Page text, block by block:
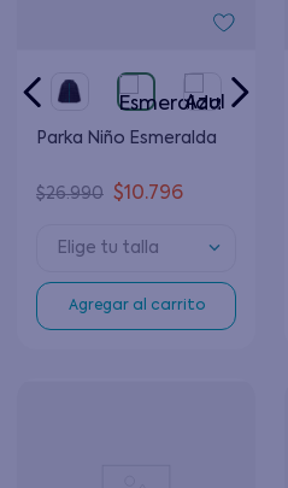
Parka Niño Esmeralda
$26.990 $10.796
Elige tu talla
Agregar al carrito